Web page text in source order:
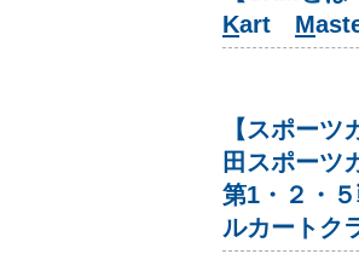
Kart M
【スポー
田スポーツ
第1・２・
ルカートク